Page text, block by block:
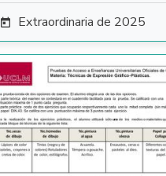
 Extraordinaria de 2025